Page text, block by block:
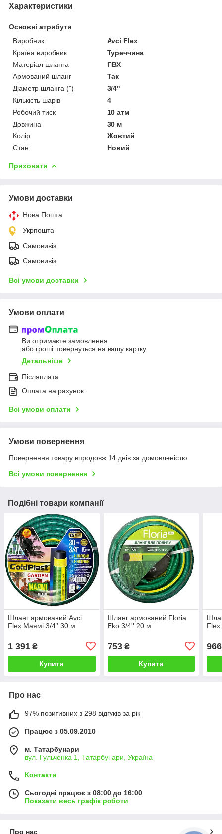
Характеристики
Основні атрибути
Виробник
Avci Flex
Країна виробник
Туреччина
Матеріал шланга
ПВХ
Армований шланг
Так
Діаметр шланга (")
3/4"
Кількість шарів
4
Робочий тиск
10 атм
Довжина
30 м
Колір
Жовтий
Стан
Новий
Приховати
Умови доставки
Нова Пошта
Укрпошта
Самовивіз
Самовивіз
Всі умови доставки
Умови оплати
Ви отримаєте замовлення
або гроші повернуться на вашу картку
Детальніше
Післяплата
Оплата на рахунок
Всі умови оплати
Умови повернення
Повернення товару впродовж 14 днів за домовленістю
Всі умови повернення
Подібні товари компанії
Шланг армований Avci
Flex Маямі 3/4ʼʼ 30 м
1 391 ₴
Купити
Шланг армований Floria
Eko 3/4'' 20 м
753₴
Купити
966
Про нас
97% позитивних з 298 відгуків за рік
Працює з 05.09.2010
м. Татарбунари
вул. Гульченка 1, Татарбунари, Україна
Контакти
Сьогодні працює з 08:00 до 16:00
Показати весь графік роботи
Про нас